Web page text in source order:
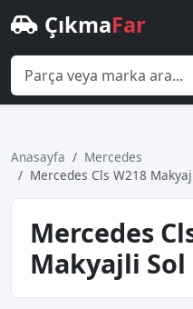
ÇıkmaFar
Anasayfa
Mercedes
Mercedes Cls W218
Mercedes
Makyajli Sol